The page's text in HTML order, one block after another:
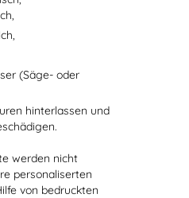
(Säge- oder
hinterlassen und
werden nicht
personaliserten
von bedruckten